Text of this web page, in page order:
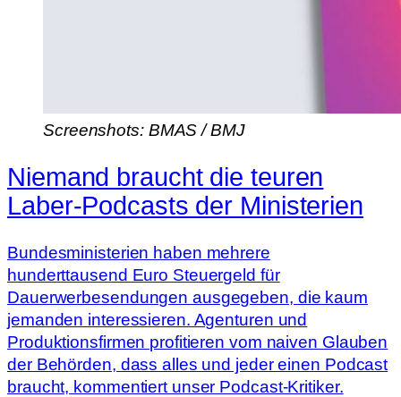
Screenshots: BMAS / BMJ
Niemand braucht die teuren
Laber-Podcasts der Ministerien
Bundesministerien haben mehrere
hunderttausend Euro Steuergeld für
Dauerwerbesendungen ausgegeben, die kaum
jemanden interessieren. Agenturen und
Produktionsfirmen profitieren vom naiven Glauben
der Behörden, dass alles und jeder einen Podcast
braucht, kommentiert unser Podcast-Kritiker.